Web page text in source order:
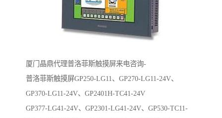
厦门晶鼎代理普洛菲斯触摸屏来电咨询-
普洛菲斯触摸屏GP250-LG11、GP270-LG11-24V、
GP370-LG11-24V、GP2401H-TC41-24V
GP377-LG41-24V、GP2301-LG41-24V、GP530-TC11-